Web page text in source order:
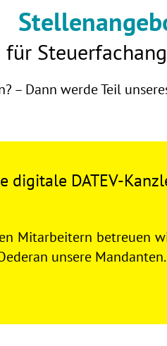
für
– Dann werde Teil
digitale DATEV-
Mitarbeitern betreuen
unsere Mandanten.